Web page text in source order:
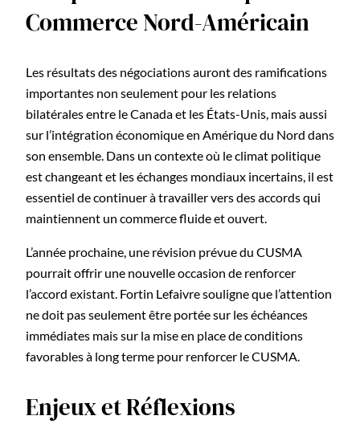
Commerce Nord-Américain
Les résultats des négociations auront des ramifications
importantes non seulement pour les relations
bilatérales entre le Canada et les États-Unis, mais aussi
sur l’intégration économique en Amérique du Nord dans
son ensemble. Dans un contexte où le climat politique
est changeant et les échanges mondiaux incertains, il est
essentiel de continuer à travailler vers des accords qui
maintiennent un commerce fluide et ouvert.
L’année prochaine, une révision prévue du CUSMA
pourrait offrir une nouvelle occasion de renforcer
l’accord existant. Fortin Lefaivre souligne que l’attention
ne doit pas seulement être portée sur les échéances
immédiates mais sur la mise en place de conditions
favorables à long terme pour renforcer le CUSMA.
Enjeux et Réflexions